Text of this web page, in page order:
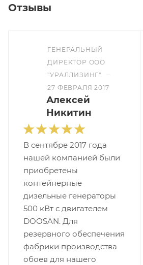
Отзывы
ГЕНЕРАЛЬНЫЙ
ДИРЕКТОР ООО
"УРАЛЛИЗИНГ"
–
27 ФЕВРАЛЯ 2017
Алексей
Никитин
В сентябре 2017 года
нашей компанией были
приобретены
контейнерные
дизельные генераторы
500 кВт с двигателем
DOOSAN. Для
резервного обеспечения
фабрики производства
обоев для нашего